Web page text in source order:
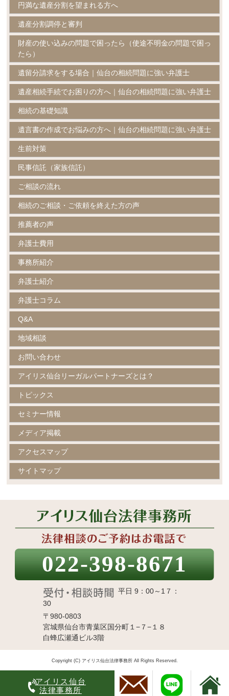
円満な遺産分割を望まれる方へ
遺産分割調停と審判
財産の使い込みの問題で困ったら（使途不明金の問題で困っ
たら）
遺留分請求をする場合｜仙台の相続問題に強い弁護士
遺産相続手続でお困りの方へ｜仙台の相続問題に強い弁護士
相続の基礎知識
遺言書の作成でお悩みの方へ｜仙台の相続問題に強い弁護士
生前対策
民事信託（家族信託）
ご相談の流れ
相続のご相談・ご依頼を終えた方の声
推薦者の声
弁護士費用
事務所紹介
弁護士紹介
弁護士コラム
Q&A
地域相談
お問い合わせ
アイリス仙台リーガルパートナーズとは？
トピックス
セミナー情報
メディア掲載
アクセスマップ
サイトマップ
022-398-8671
平日 9：00～1７：
30
〒980-0803
宮城県仙台市青葉区国分町１−７−１８
白蜂広瀬通ビル3階
Copyright (C) アイリス仙台法律事務所 All Rights Reserved.
アイリス仙台
法律事務所